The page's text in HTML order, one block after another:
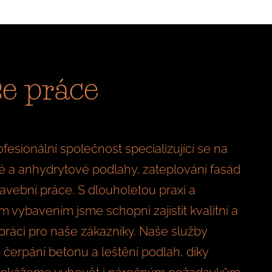
práce
společnost specializující se na
a anhydrytové podlahy, zateplování fasád
práce. S dlouholetou praxí a
vybavením jsme schopni zajistit kvalitní a
pro naše zákazníky. Naše služby
čerpání betonu a leštění podlah, díky